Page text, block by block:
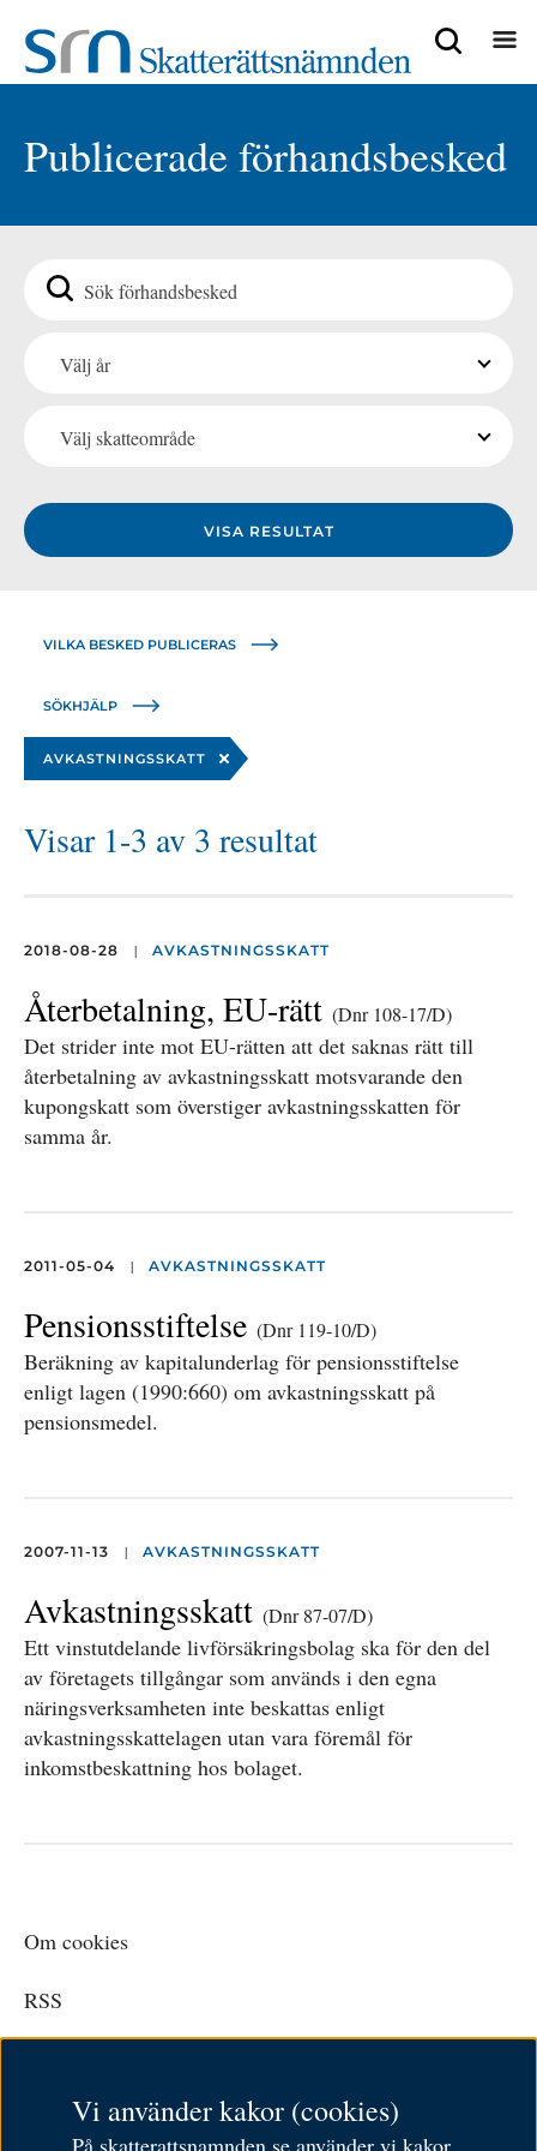
start
Vi använder kakor (cookies)
På skatterattsnamnden.se använder vi kakor
end
Publicerade förhandsbesked
Sök
Välj år
skatteområde
Välj skatteområde
skatteområde
VISA RESULTAT
VILKA BESKED PUBLICERAS
SÖKHJÄLP
AVKASTNINGSSKATT
Visar 1-3 av 3 resultat
2018-08-28 | AVKASTNINGSSKATT
Återbetalning, EU-rätt (Dnr 108-17/D)
Det strider inte mot EU-rätten att det saknas rätt till
återbetalning av avkastningsskatt motsvarande den
kupongskatt som överstiger avkastningsskatten för
samma år.
2011-05-04 | AVKASTNINGSSKATT
Pensionsstiftelse (Dnr 119-10/D)
Beräkning av kapitalunderlag för pensionsstiftelse
enligt lagen (1990:660) om avkastningsskatt på
pensionsmedel.
2007-11-13 | AVKASTNINGSSKATT
Avkastningsskatt (Dnr 87-07/D)
Ett vinstutdelande livförsäkringsbolag ska för den del
av företagets tillgångar som används i den egna
näringsverksamheten inte beskattas enligt
avkastningsskattelagen utan vara föremål för
inkomstbeskattning hos bolaget.
Om cookies
RSS
Tillgänglighetsredogörelse